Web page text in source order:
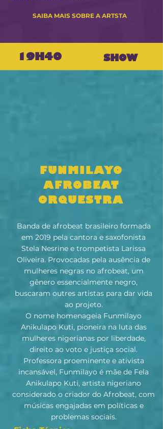
SAIBA MAIS SOBRE A ARTSTA
19H40 SHOW
FUNMILAYO
AFROBEAT
ORQUESTRA
Banda de afrobeat brasileiro formada
em 2019 pela cantora e saxofonista
Stela Nesrine e trompetista Larissa
Oliveira. Provocadas pela ausência de
mulheres negras no afrobeat, um
gênero essencialmente negro,
buscaram outres artistas para dar vida
ao projeto.
O nome homenageia Funmilayo
Anikulapo Kuti, pioneira na luta das
mulheres nigerianas por liberdade,
direito ao voto e justiça social.
Professora proeminente e ativista
incansável, Funmilayo é mãe de Fela
Anikulapo Kuti, artista nigeriano
considerado o criador do Afrobeat, com
músicas engajadas em políticas e
problemas sociais.